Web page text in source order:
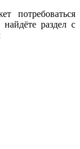
потребоваться
раздел с